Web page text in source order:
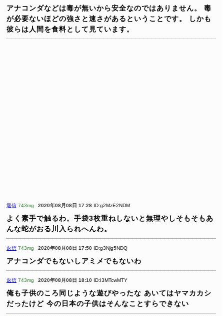
アナコンダなどは毒が無いから安全なのではありません。
毒
が必要ないほどの強さと速さがあるということです。
しかも
彼らは人間を食料として見ています。
返信 743mg 2020年08月08日 17:28 ID:g2MzE2NDM
よく素手で触るわ。手袋3枚重ねしないと無理やしそもそもあ
んな蛇がおる川入られへんわ。
返信 743mg 2020年08月08日 17:50 ID:g3Njg5NDQ
アナコンダでもないしアミメでもないわ
返信 743mg 2020年08月08日 18:10 ID:I3MTcwMTY
俺も子供のころ同じような遊びやったな あいてはヤマカカシ
だったけど 今の日本の子供はそんなことすらできない